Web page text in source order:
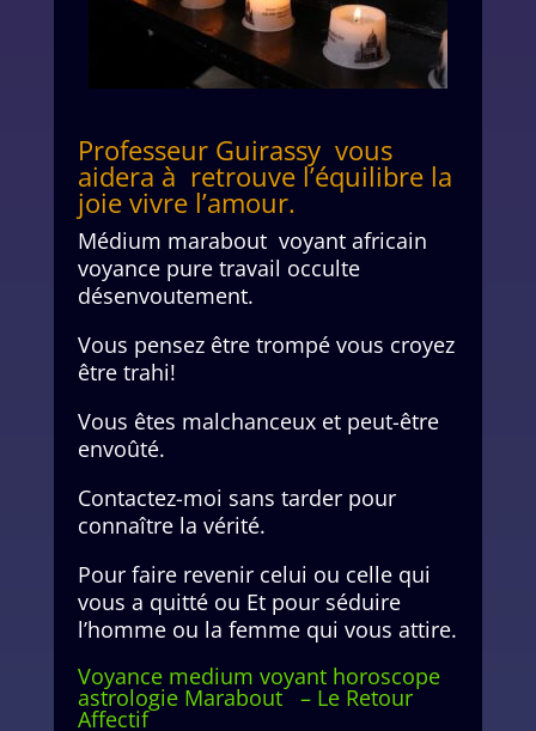
Professeur Guirassy vous
aidera à retrouve l’équilibre la
joie vivre l’amour.
Médium marabout voyant africain
voyance pure travail occulte
désenvoutement.
Vous pensez être trompé vous croyez
être trahi!
Vous êtes malchanceux et peut-être
envoûté.
Contactez-moi sans tarder pour
connaître la vérité.
Pour faire revenir celui ou celle qui
vous a quitté ou Et pour séduire
l’homme ou la femme qui vous attire.
Voyance medium voyant horoscope
astrologie Marabout – Le Retour
Affectif